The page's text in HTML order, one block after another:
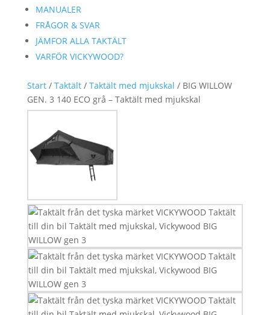
MANUALER
FRÅGOR & SVAR
JÄMFOR ALLA TAKTÄLT
VARFÖR VICKYWOOD?
Start/ Taktält/ Taktält med mjukskal / BIG WILLOW
GEN. 3 140 ECO grå – Taktält med mjukskal